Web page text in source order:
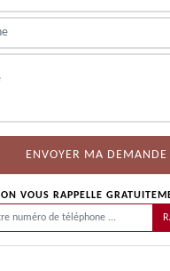
ON VOUS RAPPELLE